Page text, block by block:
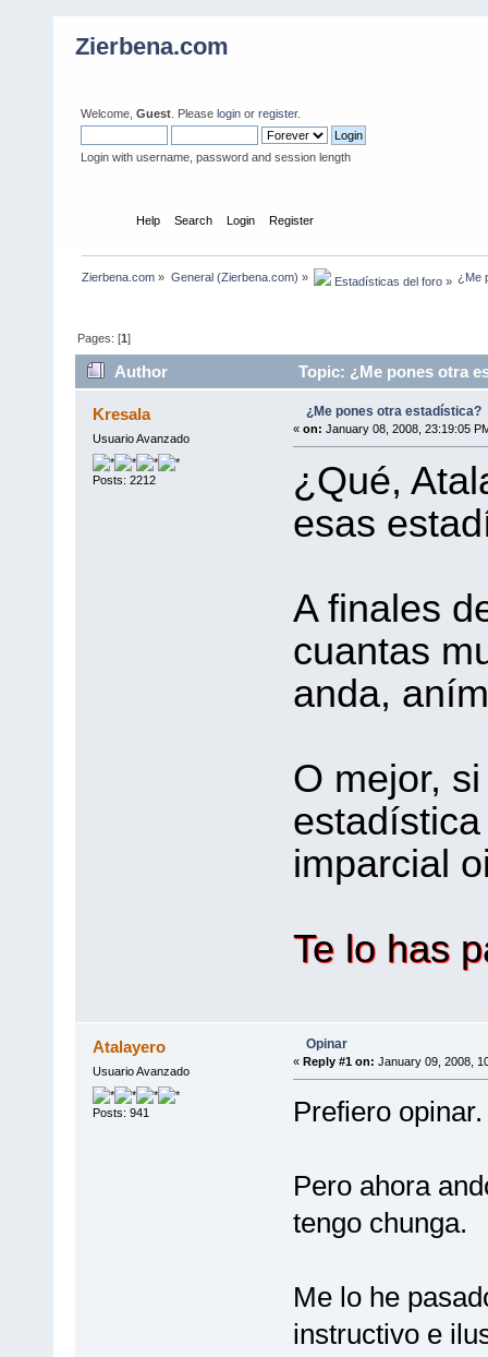
Zierbena.com
Welcome, Guest . Please login or register.
Login with username, password and session length
Help Search Login Register
Zierbena.com » General (Zierbena.com) » Estadísticas del foro» ¿Me
Pages: [1]
Author Topic: ¿Me pones otra
Kresala
Usuario Avanzado
Posts: 2212
¿Me pones otra estadística?
« on: January 08, 2008, 23:19:05
¿Qué,
esas
A finales
cuantas
anda,
O mejor,
imparcial
Te lo has
Atalayero
Usuario Avanzado
Posts: 941
Opinar
« Reply #1 on: January 09, 2008,
Prefiero opinar.
Pero ahora
tengo chunga.
Me lo he
instructivo e